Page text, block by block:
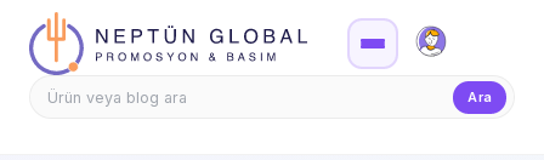
Firma Girişi
Ara